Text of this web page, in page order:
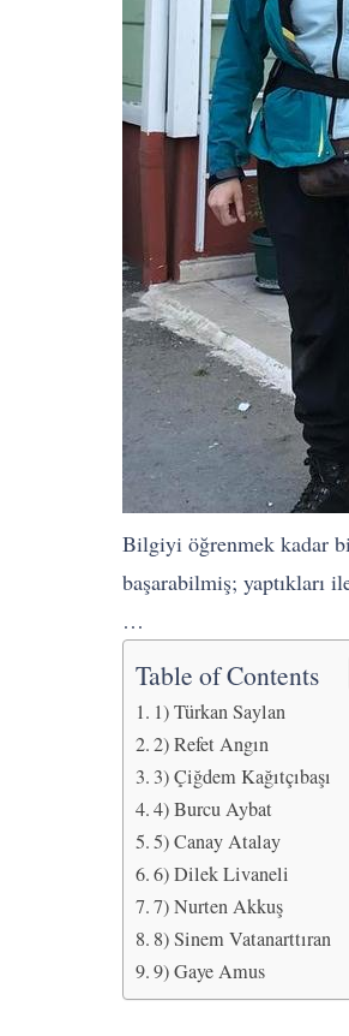
Bilgiyi öğrenmek kadar
başarabilmiş; yaptıkları
…
Table of Contents
1) Türkan Saylan
2) Refet Angın
3) Çiğdem Kağıtçıbaşı
4) Burcu Aybat
5) Canay Atalay
6) Dilek Livaneli
7) Nurten Akkuş
8) Sinem Vatanarttıran
9) Gaye Amus